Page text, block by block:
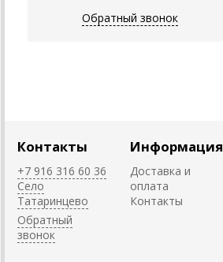
Обратный звонок
Контакты
+7 916 316 60 36
Село
Татаринцево
Обратный
звонок
Информация
Доставка и
оплата
Контакты